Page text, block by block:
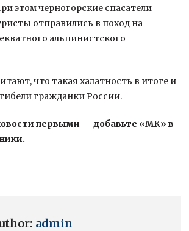
этом черногорские спасатели
отправились в поход на
альпинистского
что такая халатность в итоге и
гражданки России.
первыми — добавьте «МК» в
admin